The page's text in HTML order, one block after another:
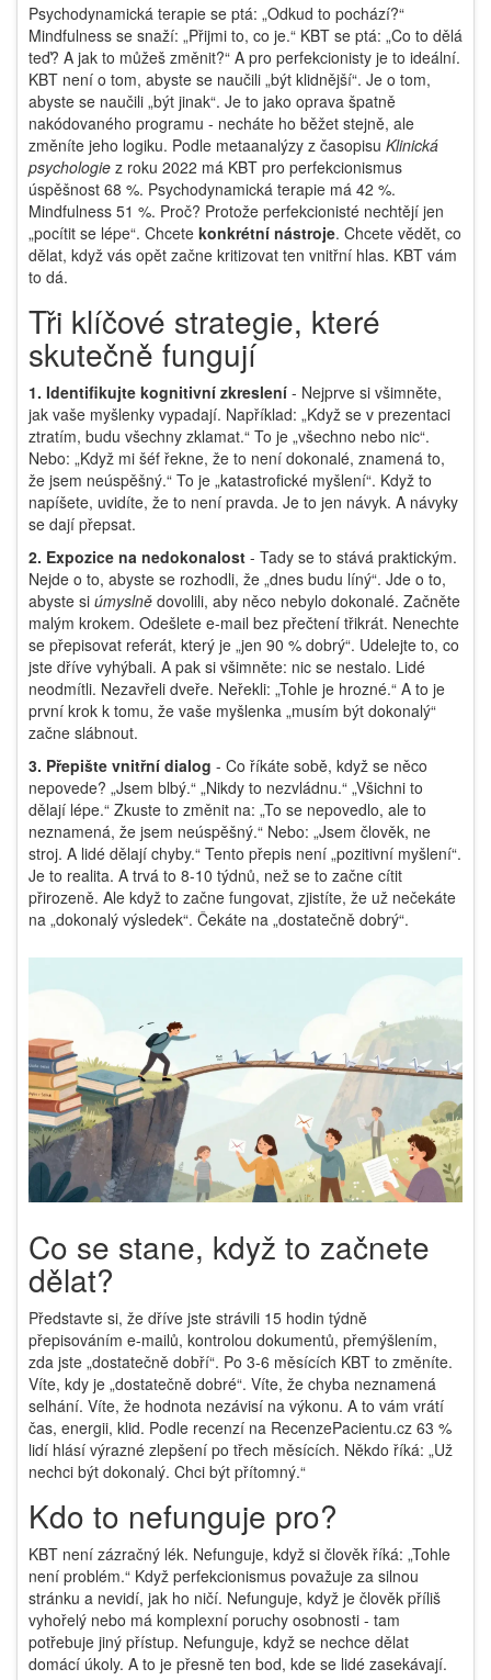
Psychodynamická terapie se ptá: „Odkud to pochází?“
Mindfulness se snaží: „Přijmi to, co je.“ KBT se ptá: „Co to dělá
teď? A jak to můžeš změnit?“ A pro perfekcionisty je to ideální.
KBT není o tom, abyste se naučili „být klidnější“. Je o tom,
abyste se naučili „být jinak“. Je to jako oprava špatně
nakódovaného programu - necháte ho běžet stejně, ale
změníte jeho logiku. Podle metaanalýzy z časopisu Klinická
psychologie z roku 2022 má KBT pro perfekcionismus
úspěšnost 68 %. Psychodynamická terapie má 42 %.
Mindfulness 51 %. Proč? Protože perfekcionisté nechtějí jen
„pocítit se lépe“. Chcete konkrétní nástroje. Chcete vědět, co
dělat, když vás opět začne kritizovat ten vnitřní hlas. KBT vám
to dá.
Tři klíčové strategie, které
skutečně fungují
1. Identifikujte kognitivní zkreslení - Nejprve si všimněte,
jak vaše myšlenky vypadají. Například: „Když se v prezentaci
ztratím, budu všechny zklamat.“ To je „všechno nebo nic“.
Nebo: „Když mi šéf řekne, že to není dokonalé, znamená to,
že jsem neúspěšný.“ To je „katastrofické myšlení“. Když to
napíšete, uvidíte, že to není pravda. Je to jen návyk. A návyky
se dají přepsat.
2. Expozice na nedokonalost - Tady se to stává praktickým.
Nejde o to, abyste se rozhodli, že „dnes budu líný“. Jde o to,
abyste si úmyslně dovolili, aby něco nebylo dokonalé. Začněte
malým krokem. Odešlete e-mail bez přečtení třikrát. Nenechte
se přepisovat referát, který je „jen 90 % dobrý“. Udelejte to, co
jste dříve vyhýbali. A pak si všimněte: nic se nestalo. Lidé
neodmítli. Nezavřeli dveře. Neřekli: „Tohle je hrozné.“ A to je
první krok k tomu, že vaše myšlenka „musím být dokonalý“
začne slábnout.
3. Přepište vnitřní dialog - Co říkáte sobě, když se něco
nepovede? „Jsem blbý.“ „Nikdy to nezvládnu.“ „Všichni to
dělají lépe.“ Zkuste to změnit na: „To se nepovedlo, ale to
neznamená, že jsem neúspěšný.“ Nebo: „Jsem člověk, ne
stroj. A lidé dělají chyby.“ Tento přepis není „pozitivní myšlení“.
Je to realita. A trvá to 8-10 týdnů, než se to začne cítit
přirozeně. Ale když to začne fungovat, zjistíte, že už nečekáte
na „dokonalý výsledek“. Čekáte na „dostatečně dobrý“.
Co se stane, když to začnete
dělat?
Představte si, že dříve jste strávili 15 hodin týdně
přepisováním e-mailů, kontrolou dokumentů, přemýšlením,
zda jste „dostatečně dobří“. Po 3-6 měsících KBT to změníte.
Víte, kdy je „dostatečně dobré“. Víte, že chyba neznamená
selhání. Víte, že hodnota nezávisí na výkonu. A to vám vrátí
čas, energii, klid. Podle recenzí na RecenzePacientu.cz 63 %
lidí hlásí výrazné zlepšení po třech měsících. Někdo říká: „Už
nechci být dokonalý. Chci být přítomný.“
Kdo to nefunguje pro?
KBT není zázračný lék. Nefunguje, když si člověk říká: „Tohle
není problém.“ Když perfekcionismus považuje za silnou
stránku a nevidí, jak ho ničí. Nefunguje, když je člověk příliš
vyhořelý nebo má komplexní poruchy osobnosti - tam
potřebuje jiný přístup. Nefunguje, když se nechce dělat
domácí úkoly. A to je přesně ten bod, kde se lidé zasekávají.